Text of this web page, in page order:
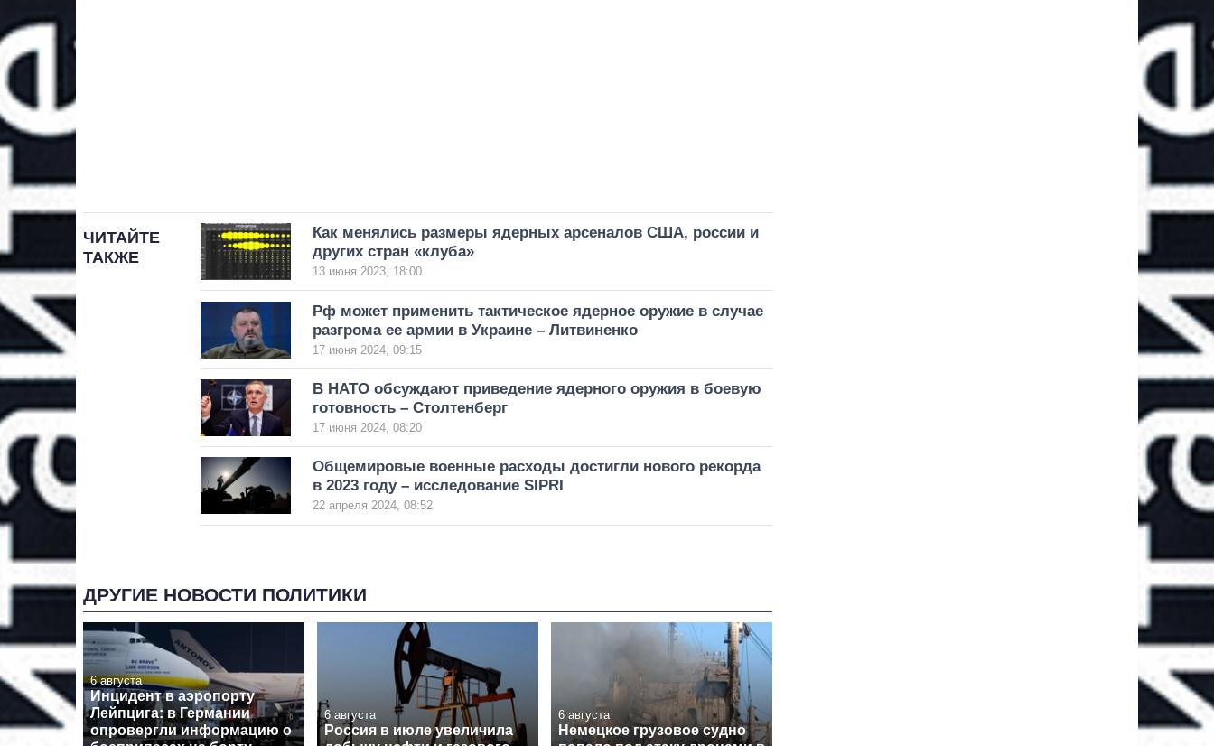
ЧИТАЙТЕ
ТАКЖЕ
Как менялись размеры ядерных арсеналов США, россии и
других стран «клуба»
13 июня 2023, 18:00
Рф может применить тактическое ядерное оружие в случае
разгрома ее армии в Украине – Литвиненко
17 июня 2024, 09:15
В НАТО обсуждают приведение ядерного оружия в боевую
готовность – Столтенберг
17 июня 2024, 08:20
Общемировые военные расходы достигли нового рекорда
в 2023 году – исследование SIPRI
22 апреля 2024, 08:52
ДРУГИЕ НОВОСТИ ПОЛИТИКИ
6 августа
Инцидент в аэропорту
Лейпцига: в Германии
опровергли информацию о
6 августа
Россия в июле увеличила
6 августа
Немецкое грузовое судно